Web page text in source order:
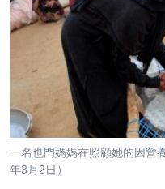
航
跳
索
美國
經貿
視頻
每日視頻新聞
音頻
一名也門媽媽在照顧她的因營
年3月2日）